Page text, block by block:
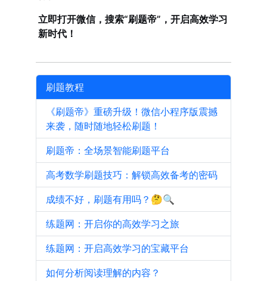
立即打开微信，搜索“刷题帝”，开启高效学习
新时代！
刷题教程
《刷题帝》重磅升级！微信小程序版震撼
来袭，随时随地轻松刷题！
刷题帝：全场景智能刷题平台
高考数学刷题技巧：解锁高效备考的密码
成绩不好，刷题有用吗？🤔🔍
练题网：开启你的高效学习之旅
练题网：开启高效学习的宝藏平台
如何分析阅读理解的内容？